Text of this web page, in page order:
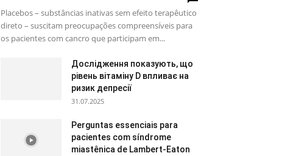
Placebos – substâncias inativas sem efeito terapêutico
direto – suscitam preocupações compreensíveis para
os pacientes com cancro que participam em...
Дослідження показують, що
рівень вітаміну D впливає на
ризик депресії
31.07.2025
Perguntas essenciais para
pacientes com síndrome
miastênica de Lambert-Eaton